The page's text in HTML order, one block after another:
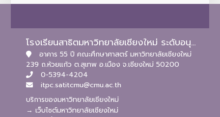
โรงเรียนสาธิตมหาวิทยาลัยเชียงใหม่ ระดับอนุบาลและประถมศึกษา
อาคาร 55 ปี คณะศึกษาศาสตร์ มหาวิทยาลัยเชียงใหม่
239 ถ.ห้วยแก้ว ต.สุเทพ อ.เมือง จ.เชียงใหม่ 50200
0-5394-4204
itpc.satitcmu@cmu.ac.th
บริการของมหาวิทยาลัยเชียงใหม่
→ เว็บไซต์มหาวิทยาลัยเชียงใหม่